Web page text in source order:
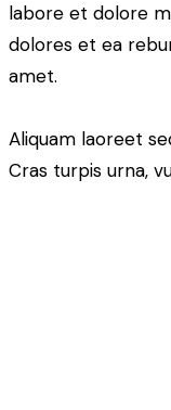
labore et dolore
dolores et ea
amet.
Aliquam laoreet
Cras turpis urna,